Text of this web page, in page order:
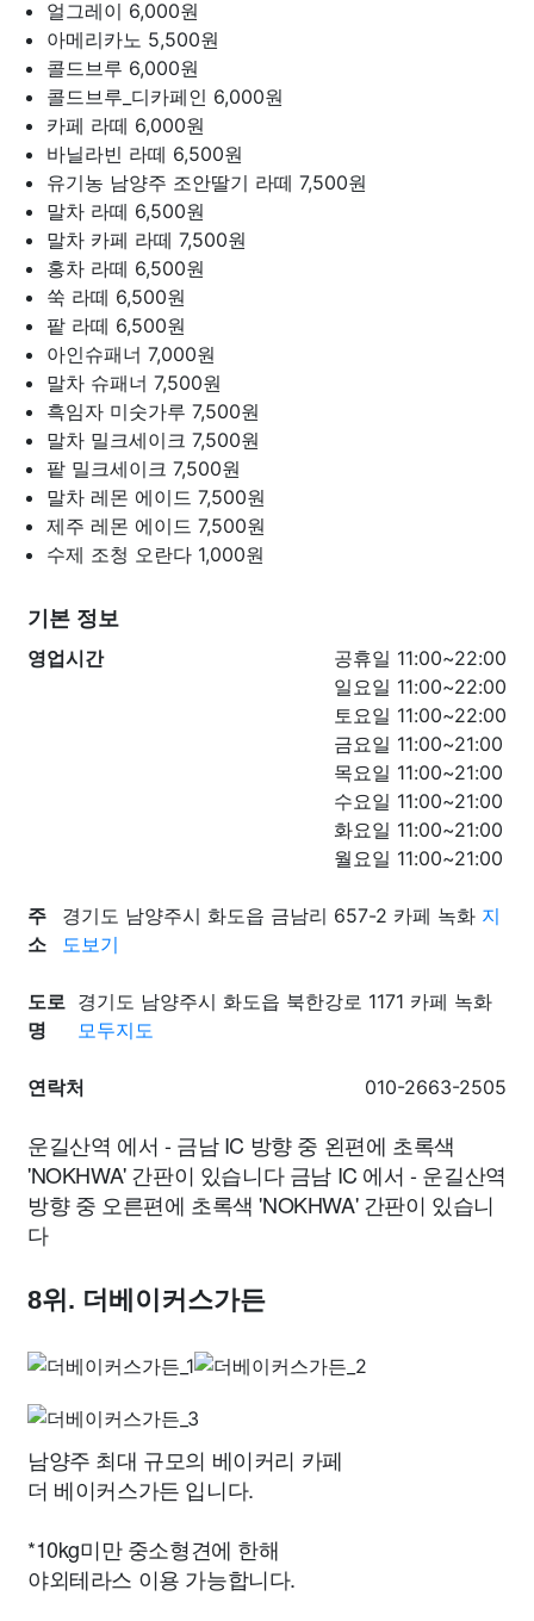
얼그레이 6,000원
아메리카노 5,500원
콜드브루 6,000원
콜드브루_디카페인 6,000원
카페 라떼 6,000원
바닐라빈 라떼 6,500원
유기농 남양주 조안딸기 라떼 7,500원
말차 라떼 6,500원
말차 카페 라떼 7,500원
홍차 라떼 6,500원
쑥 라떼 6,500원
팥 라떼 6,500원
아인슈패너 7,000원
말차 슈패너 7,500원
흑임자 미숫가루 7,500원
말차 밀크세이크 7,500원
팥 밀크세이크 7,500원
말차 레몬 에이드 7,500원
제주 레몬 에이드 7,500원
수제 조청 오란다 1,000원
기본 정보
영업시간
공휴일 11:00~22:00
일요일 11:00~22:00
토요일 11:00~22:00
금요일 11:00~21:00
목요일 11:00~21:00
수요일 11:00~21:00
화요일 11:00~21:00
월요일 11:00~21:00
주
소
경기도 남양주시 화도읍 금남리 657-2 카페 녹화 지
도보기
도로
명
경기도 남양주시 화도읍 북한강로 1171 카페 녹화
모두지도
연락처 010-2663-2505
운길산역 에서 - 금남 IC 방향 중 왼편에 초록색
'NOKHWA' 간판이 있습니다 금남 IC 에서 - 운길산역
방향 중 오른편에 초록색 'NOKHWA' 간판이 있습니
다
8위. 더베이커스가든
남양주 최대 규모의 베이커리 카페
더 베이커스가든 입니다.
*10kg미만 중소형견에 한해
야외테라스 이용 가능합니다.